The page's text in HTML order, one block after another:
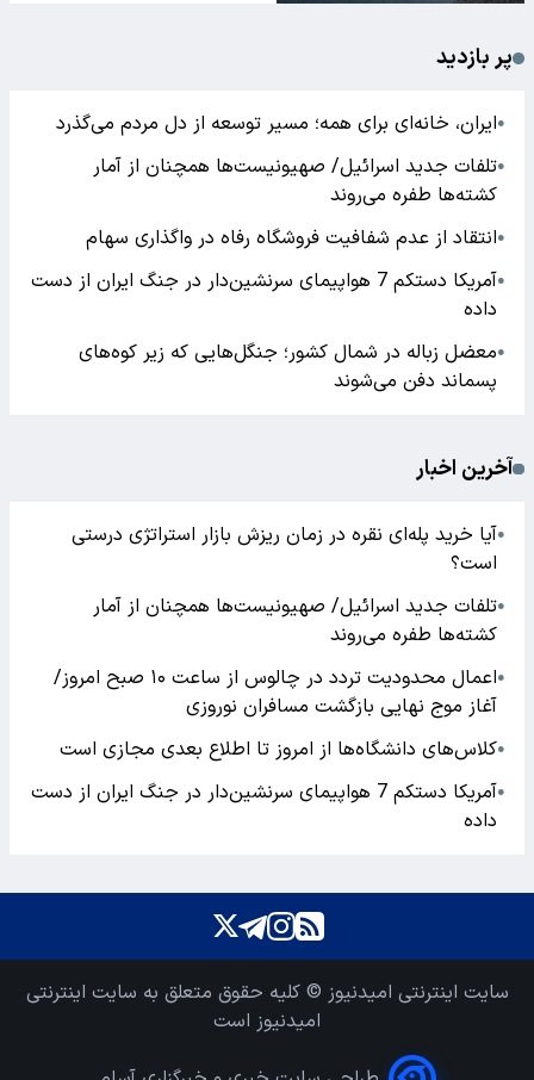
پر بازدید
●ایران، خانه‌ای برای همه؛ مسیر توسعه از دل مردم می‌گذرد
●تلفات جدید اسرائیل/ صهیونیست‌ها همچنان از آمار
کشته‌ها طفره می‌روند
●انتقاد از عدم شفافیت فروشگاه رفاه در واگذاری سهام
●
آمریکا دستکم 7 هواپیمای سرنشین‌دار در جنگ ایران از دست
داده
●معضل زباله در شمال کشور؛ جنگل‌هایی که زیر کوه‌های
پسماند دفن می‌شوند
آخرین اخبار
●آیا خرید پله‌ای نقره در زمان ریزش بازار استراتژی درستی
است؟
●تلفات جدید اسرائیل/ صهیونیست‌ها همچنان از آمار
کشته‌ها طفره می‌روند
●
اعمال محدودیت تردد در چالوس از ساعت ۱۰ صبح امروز/
آغاز موج نهایی بازگشت مسافران نوروزی
●کلاس‌های دانشگاه‌ها از امروز تا اطلاع بعدی مجازی است
●
آمریکا دستکم 7 هواپیمای سرنشین‌دار در جنگ ایران از دست
داده
سایت اینترنتی امیدنیوز © کلیه حقوق متعلق به سایت اینترنتی
امیدنیوز است